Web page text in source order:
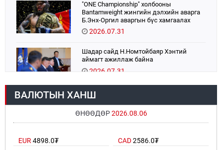
"ONE Championship" холбооны
Bantamweight жингийн дэлхийн аварга
Б.Энх-Оргил аваргын бүс хамгаалах
тулаанаа өнөөдөр хийнэ.
2026.07.31
Шадар сайд Н.Номтойбаяр Хэнтий
аймагт ажиллаж байна
2026.07.31
Авто зам шинээр барина
2026.07.31
Хөвсгөл нуурын их цэвэрлэгээний аяны
хүрээнд 301 тонн хог хаягдлыг
ВАЛЮТЫН ХАНШ
ӨНӨӨДӨР2026.08.06
EUR 4898.0₮ CAD2586.0₮